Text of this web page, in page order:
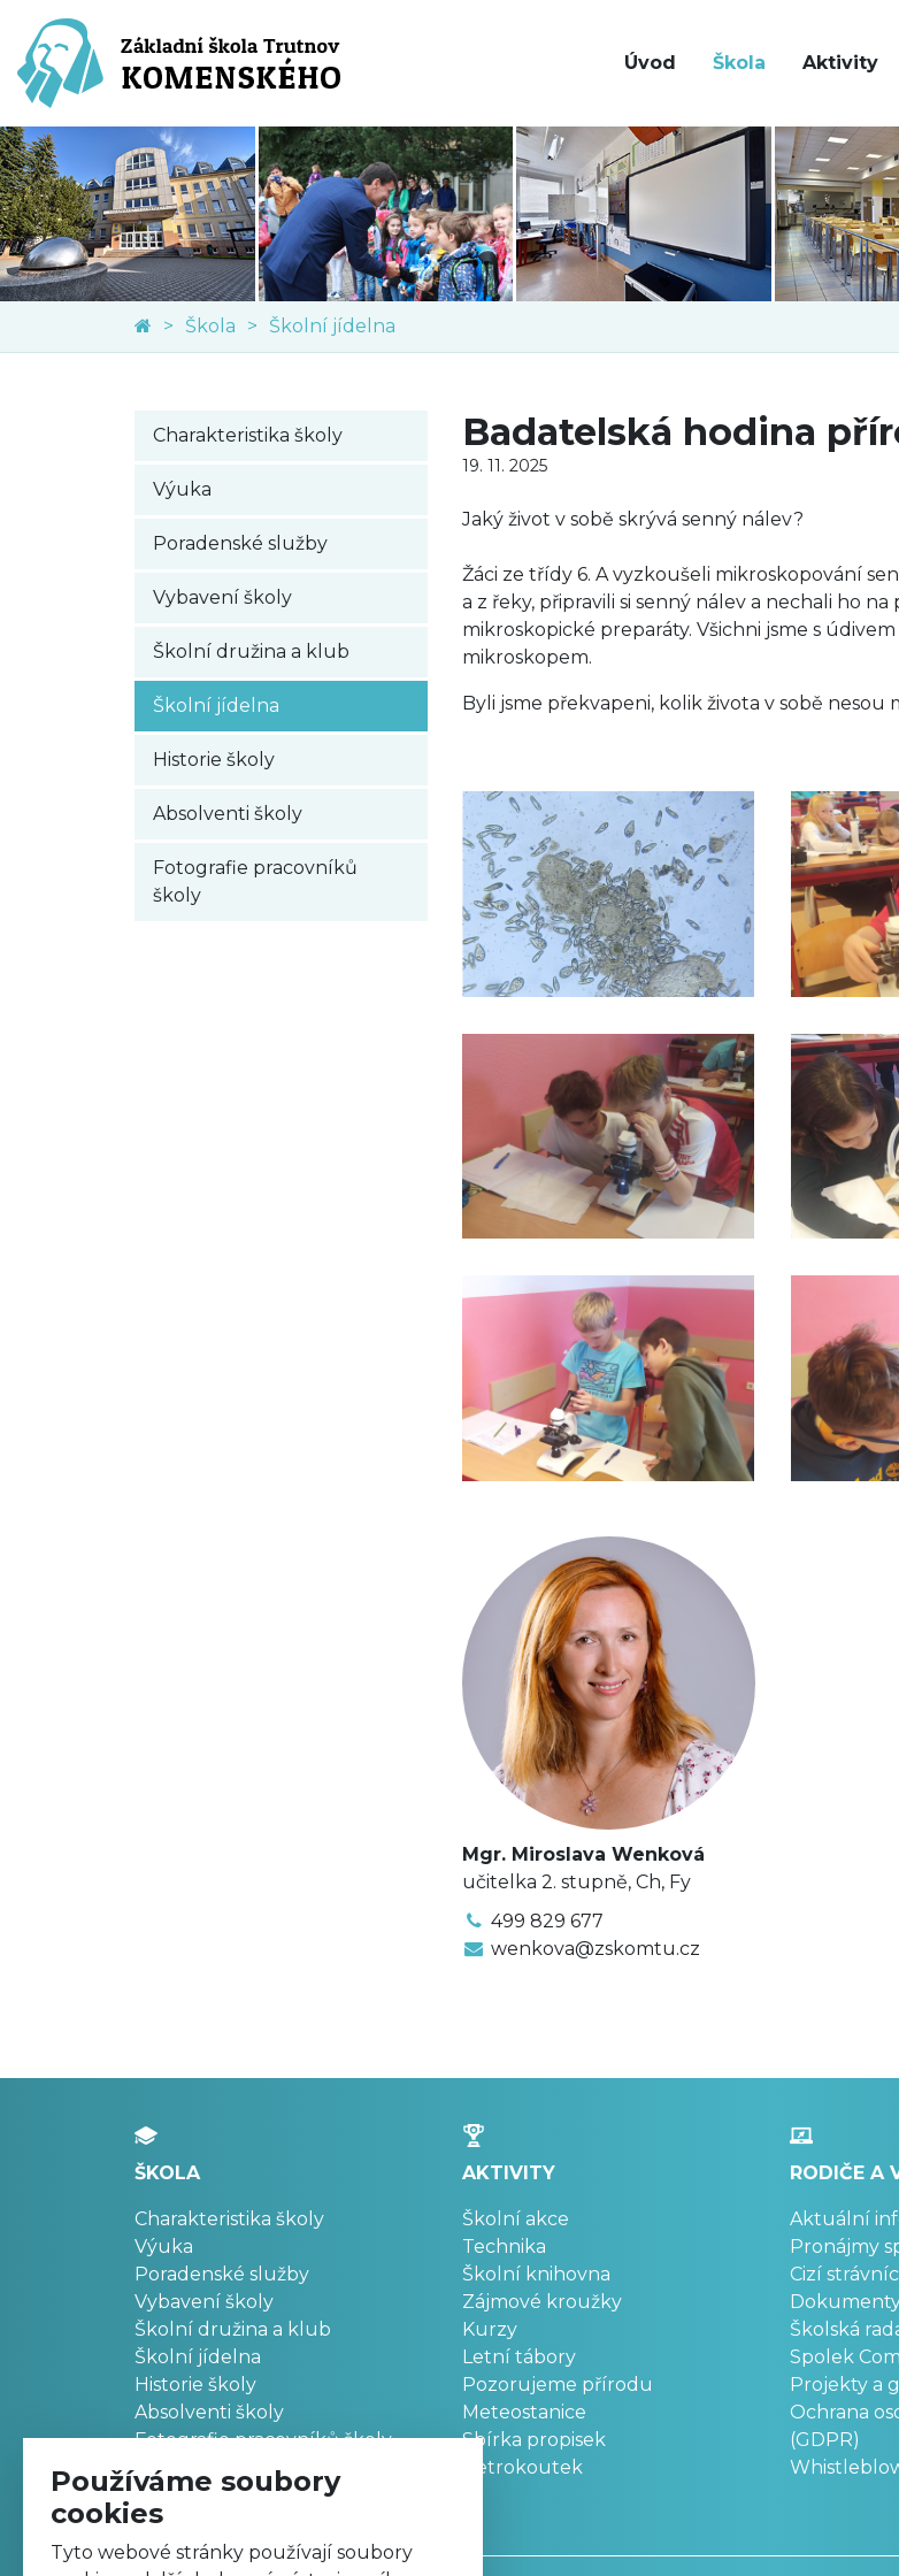
Úvod Škola Aktivity
Škola Školní jídelna
Charakteristika školy
Výuka
Poradenské služby
Vybavení školy
Školní družina a klub
Školní jídelna
Historie školy
Absolventi školy
Fotografie pracovníků
školy
Badatelská hodina
19. 11. 2025
Jaký život v sobě skrývá senný nálev?
Žáci ze třídy 6. A vyzkoušeli mikroskopování
a z řeky, připravili si senný nálev a nechali ho
mikroskopické preparáty. Všichni jsme s
mikroskopem.
Byli jsme překvapeni, kolik života v sobě
Mgr. Miroslava Wenková
učitelka 2. stupně, Ch, Fy
499 829 677
wenkova@zskomtu.cz
ŠKOLA
Charakteristika školy
Výuka
Poradenské služby
Vybavení školy
Školní družina a klub
Školní jídelna
Historie školy
Absolventi školy
Fotografie pracovníků školy
AKTIVITY
Školní akce
Technika
Školní knihovna
Zájmové kroužky
Kurzy
Letní tábory
Pozorujeme přírodu
Meteostanice
Sbírka propisek
Retrokoutek
RODIČE A
Aktuální
Pronájmy
Cizí
Školská
Spolek
Projekty a
Ochrana
(GDPR)
Používáme soubory
cookies
Tyto webové stránky používají soubory